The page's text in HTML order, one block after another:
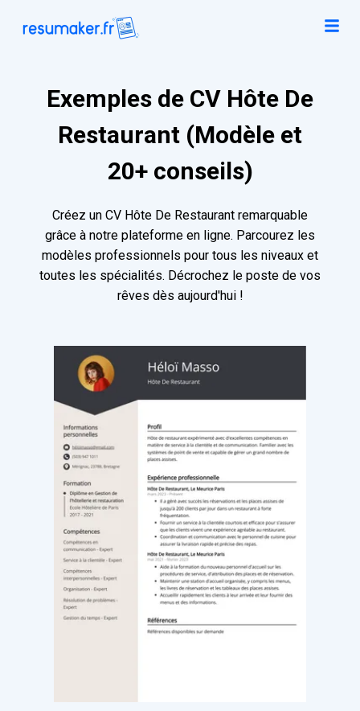
Exemples de CV Hôte De
Restaurant (Modèle et
20+ conseils)
Créez un CV Hôte De Restaurant remarquable
grâce à notre plateforme en ligne. Parcourez les
modèles professionnels pour tous les niveaux et
toutes les spécialités. Décrochez le poste de vos
rêves dès aujourd'hui !